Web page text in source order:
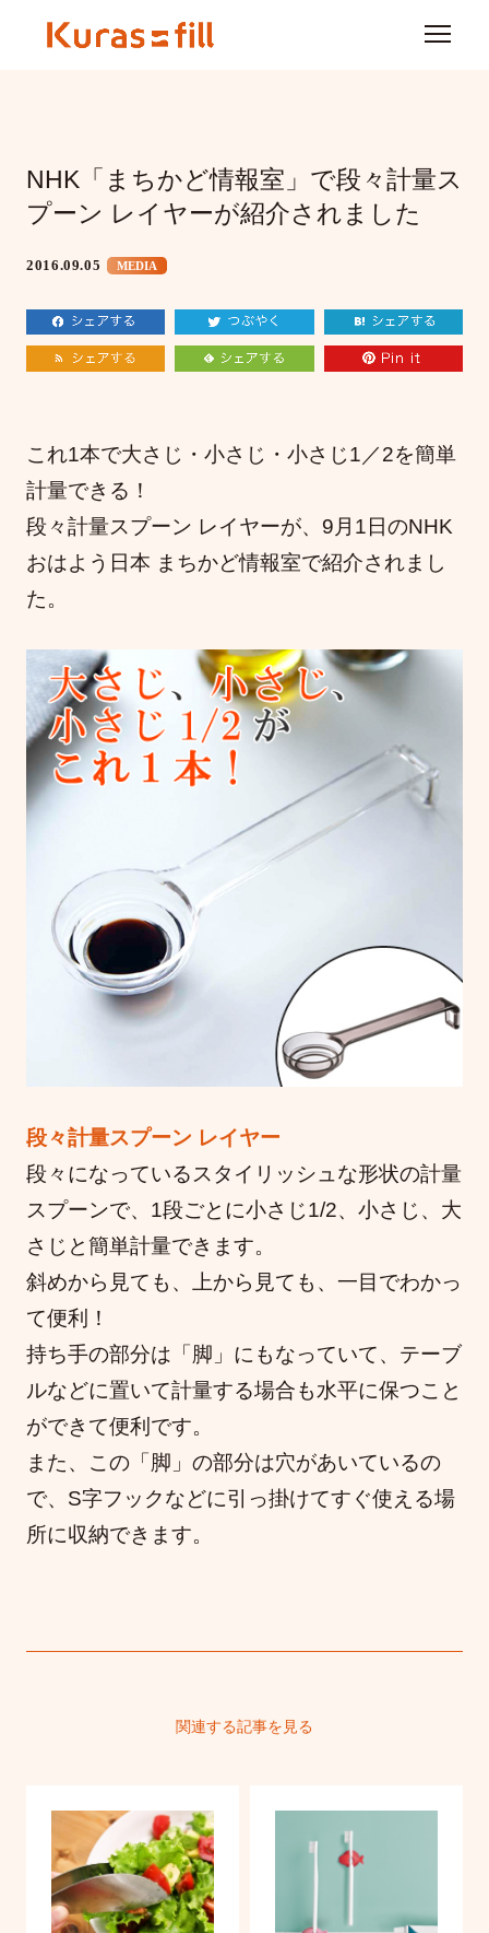
NHK「まちかど情報室」で段々計量ス
プーン レイヤーが紹介されました
2016.09.05 MEDIA
これ1本で大さじ・小さじ・小さじ1／2を簡単
計量できる！
段々計量スプーン レイヤーが、9月1日のNHK
おはよう日本 まちかど情報室で紹介されまし
た。
段々計量スプーン レイヤー
段々になっているスタイリッシュな形状の計量
スプーンで、1段ごとに小さじ1/2、小さじ、大
さじと簡単計量できます。
斜めから見ても、上から見ても、一目でわかっ
て便利！
持ち手の部分は「脚」にもなっていて、テーブ
ルなどに置いて計量する場合も水平に保つこと
ができて便利です。
また、この「脚」の部分は穴があいているの
で、S字フックなどに引っ掛けてすぐ使える場
所に収納できます。
関連する記事を見る